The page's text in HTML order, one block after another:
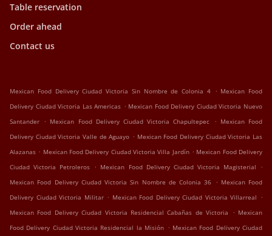
Table reservation
Order ahead
Contact us
Mexican Food Delivery Ciudad Victoria Sin Nombre de Colonia 4 . Mexican Food
Delivery Ciudad Victoria Las Americas . Mexican Food Delivery Ciudad Victoria Nuevo
Santander . Mexican Food Delivery Ciudad Victoria Chapultepec . Mexican Food
Delivery Ciudad Victoria Valle de Aguayo . Mexican Food Delivery Ciudad Victoria Las
Alazanas . Mexican Food Delivery Ciudad Victoria Villa Jardín . Mexican Food Delivery
Ciudad Victoria Petroleros . Mexican Food Delivery Ciudad Victoria Magisterial
.
Mexican Food Delivery Ciudad Victoria Sin Nombre de Colonia 36 . Mexican Food
Delivery Ciudad Victoria Militar . Mexican Food Delivery Ciudad Victoria Villarreal .
Mexican Food Delivery Ciudad Victoria Residencial Cabañas de Victoria
. Mexican
Food Delivery Ciudad Victoria Residencial la Misión . Mexican Food Delivery Ciudad